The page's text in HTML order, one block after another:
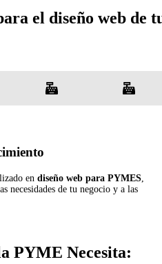
el diseño web de
en diseño web para PYMES
necesidades de tu negocio y a las
PYME Necesita: